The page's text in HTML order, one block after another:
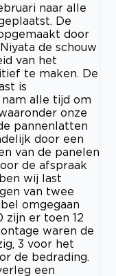
naar alle
De
door
de schouw
van het
te maken. De
is
alle tijd om
onze
pannenlatten
door een
van de panelen
de afspraak
wij last
van twee
omgegaan
zijn er toen 12
waren de
3 voor het
de bedrading.
een